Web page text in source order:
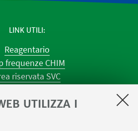
UTILIZZA I
LINK UTILI
Reagentario
frequenze CHIM
riservata SVC
spazi e Riunioni